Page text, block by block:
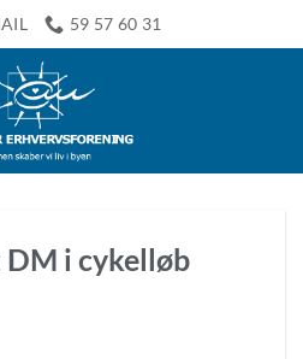
59 57 60 31
DM i cykelløb